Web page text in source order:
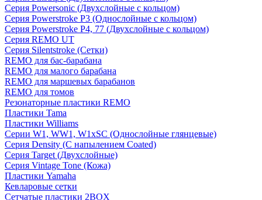
Серия Powersonic (Двухслойные с кольцом)
Серия Powerstroke P3 (Однослойные с кольцом)
Серия Powerstroke P4, 77 (Двухслойные с кольцом)
Серия REMO UT
Серия Silentstroke (Сетки)
REMO для бас-барабана
REMO для малого барабана
REMO для маршевых барабанов
REMO для томов
Резонаторные пластики REMO
Пластики Tama
Пластики Williams
Серии W1, WW1, W1xSC (Однослойные глянцевые)
Серия Density (C напылением Coated)
Серия Target (Двухслойные)
Серия Vintage Tone (Кожа)
Пластики Yamaha
Кевларовые сетки
Сетчатые пластики 2BOX